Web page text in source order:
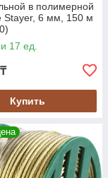
в полимерной
Stayer, 6 мм, 150 м
17 ед.
₸
Купить